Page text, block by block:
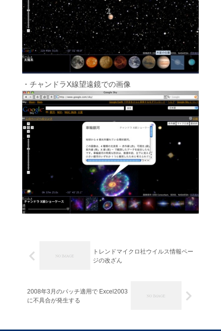
・チャンドラX線望遠鏡での画像
トレンドマイクロ社ウイルス情報ペー
ジの改ざん
2008年3月のパッチ適用で Excel2003
に不具合が発生する